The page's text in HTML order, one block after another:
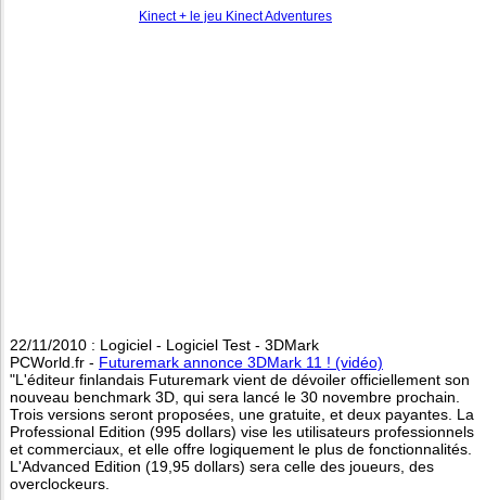
Kinect + le jeu Kinect Adventures
22/11/2010 : Logiciel - Logiciel Test - 3DMark
PCWorld.fr - Futuremark annonce 3DMark 11 ! (vidéo)
"L'éditeur finlandais Futuremark vient de dévoiler officiellement son
nouveau benchmark 3D, qui sera lancé le 30 novembre prochain.
Trois versions seront proposées, une gratuite, et deux payantes. La
Professional Edition (995 dollars) vise les utilisateurs professionnels
et commerciaux, et elle offre logiquement le plus de fonctionnalités.
L'Advanced Edition (19,95 dollars) sera celle des joueurs, des
overclockeurs.